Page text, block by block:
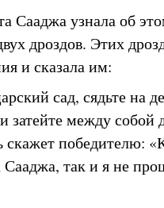
Сааджа узнала об
дроздов. Этих
и сказала им:
сад, сядьте на
затейте между собой
скажет победителю:
так и я не